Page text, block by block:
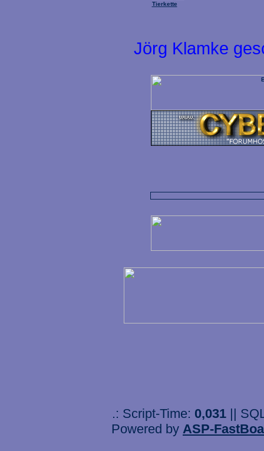
Tierkette
Jörg Klamke
.: Script-Time: 0,031 ||
Powered by ASP-